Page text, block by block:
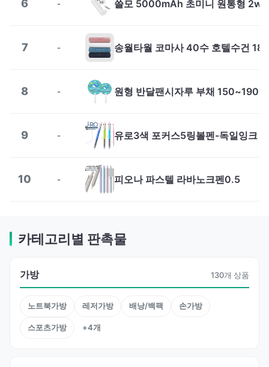
6 -
7 -
8 - 원형 반달팬시자루 부채
9 - 유로3색 포커스5링볼펜-독일잉크
10 - 피오나 파스텔 라바노크펜0.5
카테고리별 판촉물
가방 130개 상품
노트북가방 레저가방 배낭/백팩 손가방
스포츠가방 +4개